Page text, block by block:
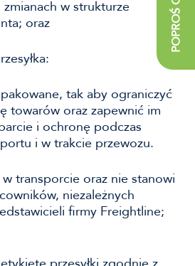
w strukturze
oraz
tak aby ograniczyć
towarów oraz zapewnić im
i ochronę podczas
i w trakcie przewozu.
transporcie oraz nie stanowi
niezależnych
firmy Freightline;